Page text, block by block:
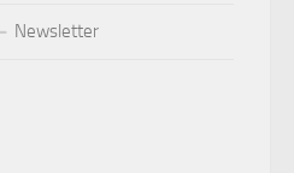
Newsletter